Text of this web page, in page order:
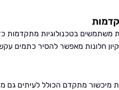
משתמשים בטכנולוגיות
חלונות מאפשר להסיר כתמים
מיכשור מתקדם הכולל לעיתים גם